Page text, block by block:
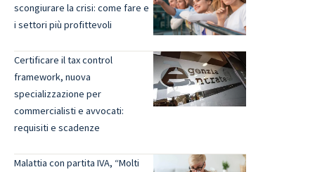
scongiurare la crisi: come fare e
i settori più profittevoli
Certificare il tax control
framework, nuova
specializzazione per
commercialisti e avvocati:
requisiti e scadenze
Malattia con partita IVA, “Molti